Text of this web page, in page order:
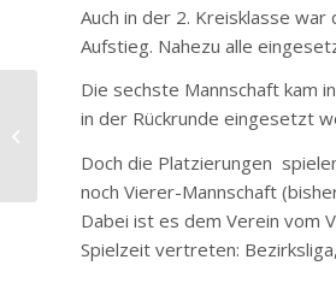
Auch in der 2. Kreisklasse
Aufstieg. Nahezu alle
Die sechste Mannschaft kam
in der Rückrunde eingesetzt
Doch die Platzierungen
noch Vierer-Mannschaft
Dabei ist es dem Verein vom
Spielzeit vertreten:
SKG-Turner ist